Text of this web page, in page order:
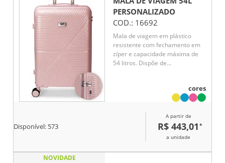
PERSONALIZADO
COD.: 16692
Mala de viagem em plástico
resistente com fechamento em
zíper e capacidade máxima de
54 litros. Dispõe de
tela de malha, além de cinta
compressora no lado oposto
Conta com duas alças de mão,
uma superior e outra lateral,
quatro apoios laterais, dois
360 graus, puxador metálico
cores
Disponível: 573
A partir de
R$ 443,01 *
a unidade
NOVIDADE